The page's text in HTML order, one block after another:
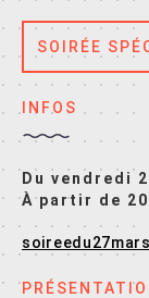
SOIRÉE
INFOS
Du vendredi
À partir de
soireedu27mars